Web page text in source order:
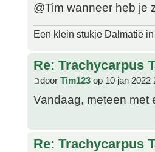
@Tim wanneer heb je
Een klein stukje Dalmatië
Re: Trachycarpus
door Tim123 op 10 jan 2022
Vandaag, meteen
Re: Trachycarpus